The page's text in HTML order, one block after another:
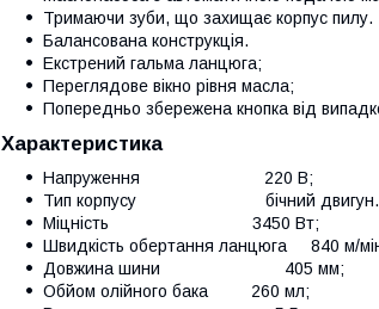
Тримаючи зуби, що захищає корпус пилу.
Балансована конструкція.
Екстрений гальма ланцюга;
Переглядове вікно рівня масла;
Попередньо збережена кнопка від
Характеристика
Напруження 220 В;
Тип корпусу бічний двигун.
Міцність 3450 Вт;
Швидкість обертання ланцюга 840 м/
Довжина шини 405 мм;
Обйом олійного бака 260 мл;